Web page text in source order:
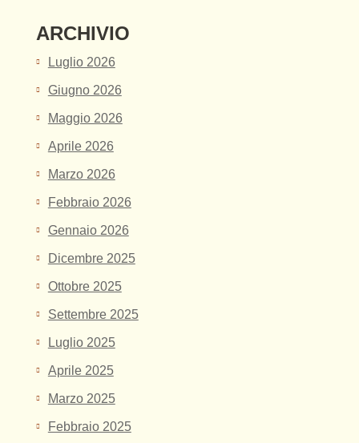
ARCHIVIO
Luglio 2026
Giugno 2026
Maggio 2026
Aprile 2026
Marzo 2026
Febbraio 2026
Gennaio 2026
Dicembre 2025
Ottobre 2025
Settembre 2025
Luglio 2025
Aprile 2025
Marzo 2025
Febbraio 2025